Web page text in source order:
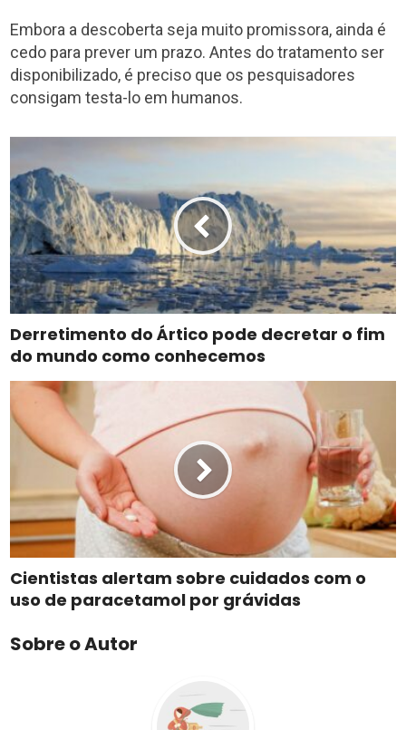
Embora a descoberta seja muito promissora, ainda é
cedo para prever um prazo. Antes do tratamento ser
disponibilizado, é preciso que os pesquisadores
consigam testa-lo em humanos.
Derretimento do Ártico pode decretar o fim
do mundo como conhecemos
Cientistas alertam sobre cuidados com o
uso de paracetamol por grávidas
Sobre o Autor